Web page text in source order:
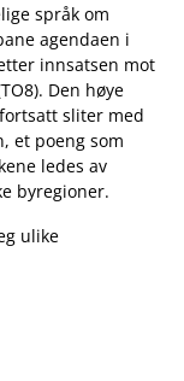
språk om
agendaen i
innsatsen mot
Den høye
sliter med
et poeng som
ledes av
byregioner.
ulike